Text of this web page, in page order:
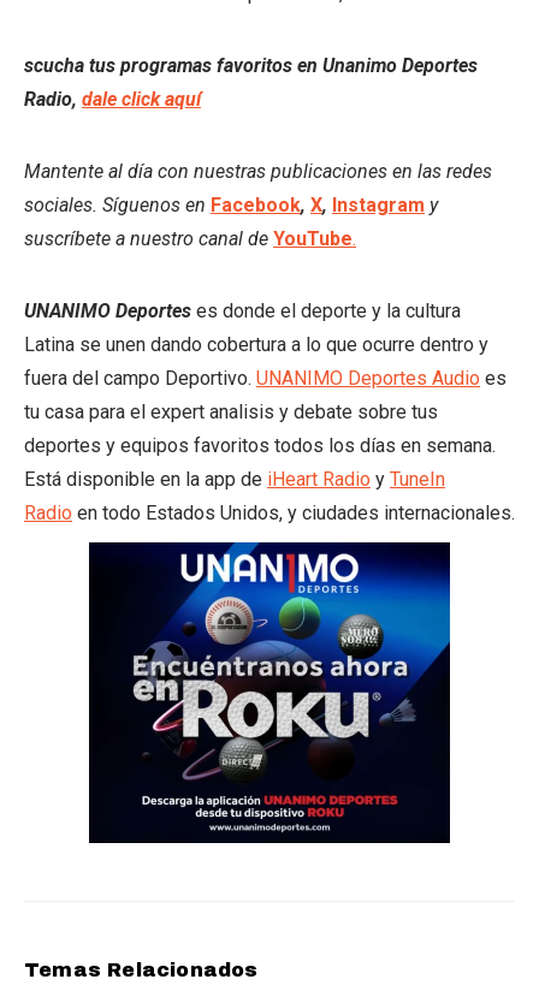
scucha tus programas favoritos en Unanimo Deportes
Radio, dale click aquí
Mantente al día con nuestras publicaciones en las redes
sociales. Síguenos en Facebook, X, Instagram y
suscríbete a nuestro canal de YouTube.
UNANIMO Deportes es donde el deporte y la cultura
Latina se unen dando cobertura a lo que ocurre dentro y
fuera del campo Deportivo. UNANIMO Deportes Audio es
tu casa para el expert analisis y debate sobre tus
deportes y equipos favoritos todos los días en semana.
Está disponible en la app de iHeart Radio y TuneIn
Radio en todo Estados Unidos, y ciudades internacionales.
Temas Relacionados